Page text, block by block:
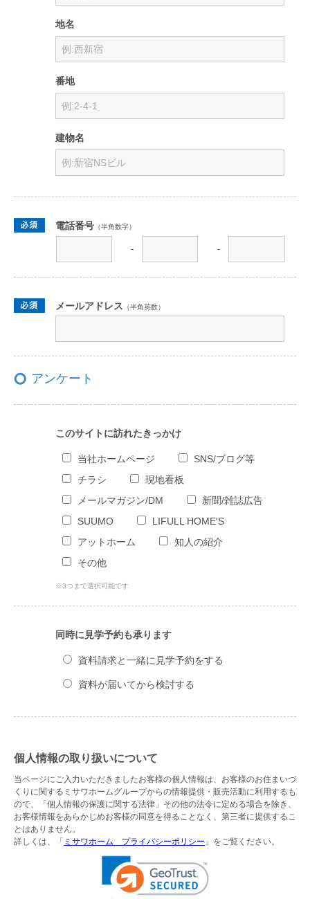
地名
番地
建物名
電話番号 （半角数字）
- -
メールアドレス （半角英数）
アンケート
このサイトに訪れたきっかけ
当社ホームページ
SNS/ブログ等
チラシ
現地看板
メールマガジン/DM
新聞/雑誌広告
SUUMO
LIFULL HOME'S
アットホーム
知人の紹介
その他
※3つまで選択可能です
同時に見学予約も承ります
資料請求と一緒に見学予約をする
資料が届いてから検討する
個人情報の取り扱いについて
当ページにご入力いただきましたお客様の個人情報は、お客様のお住まいづ
くりに関するミサワホームグループからの情報提供・販売活動に利用するも
ので、「個人情報の保護に関する法律」その他の法令に定める場合を除き、
お客様情報をあらかじめお客様の同意を得ることなく、第三者に提供するこ
とはありません。
詳しくは、「 ミサワホーム プライバシーポリシー 」をご覧ください。